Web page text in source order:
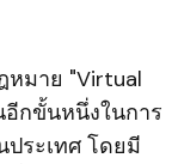
หมาย "Virtual
อีกขั้นหนึ่งในการ
ระเทศ โดยมี